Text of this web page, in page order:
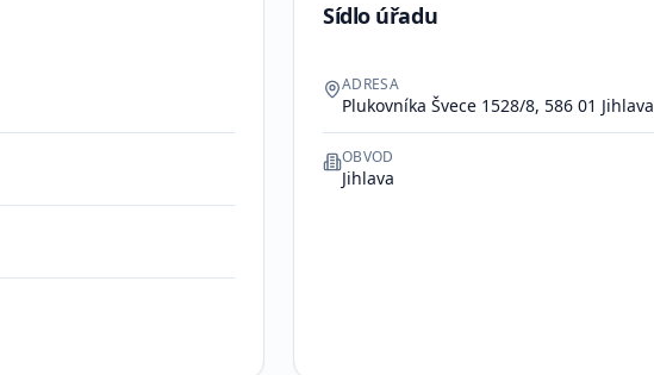
Sídlo úřadu
ADRESA
Plukovníka Švece 1528/8, 586 01 Jihlava
OBVOD
Jihlava